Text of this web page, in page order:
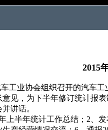
2015
工业协会组织召开的汽车
见，为下半年修订统计报
讲话。
半年统计工作总结；2、